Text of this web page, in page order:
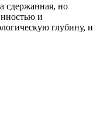
сдержанная, но
и
глубину, и